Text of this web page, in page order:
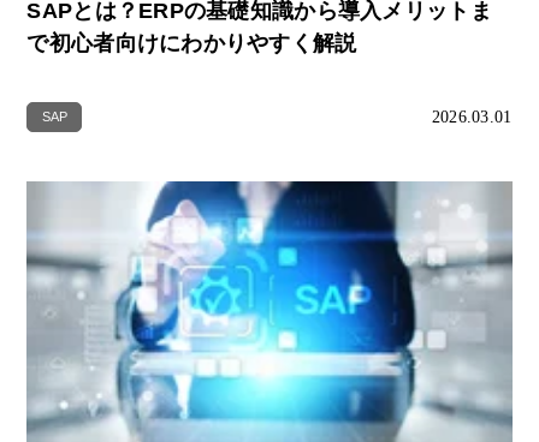
SAPとは？ERPの基礎知識から導入メリットま
で初心者向けにわかりやすく解説
SAP 2026.03.01